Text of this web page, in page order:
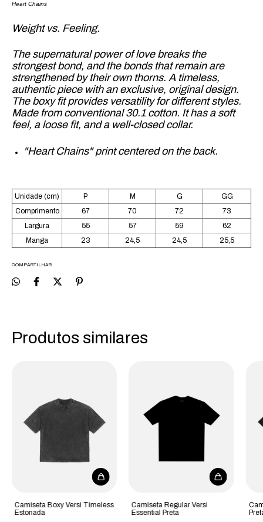
Heart Chains
Weight vs. Feeling.
The supernatural power of love breaks the
strongest bond, and the bonds that remain are
strengthened by their own thorns. A timeless,
authentic piece with an exclusive, original design.
The boxy fit provides versatility for different styles.
Made from conventional 30.1 cotton. It has a soft
feel, a loose fit, and a well-closed collar.
"Heart Chains" print centered on the back.
Unidade (cm) P M G
GG
Comprimento
67 70 72
73
Largura
55 57 59
62
Manga
23 24,5 24,5 25,5
COMPARTILHAR
Produtos similares
Camiseta Boxy Versi Timeless
Estonada
Camiseta Regular Versi
Essential Preta